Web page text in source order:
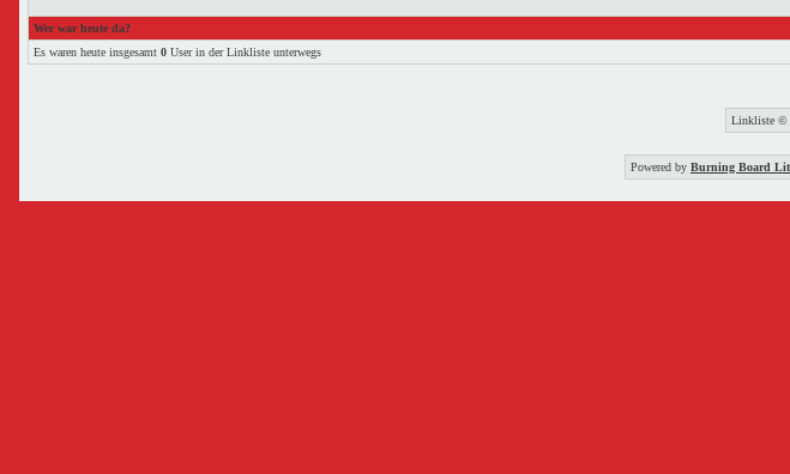
Wer war heute da?
Es waren heute insgesamt 0 User in der Linkliste unterwegs
Linkliste ©
Powered by Burning Board